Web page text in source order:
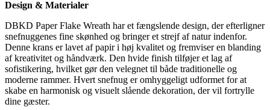
Design & Materialer
DBKD Paper Flake Wreath har et fængslende design, der efterligner
snefnuggenes fine skønhed og bringer et strejf af natur indenfor.
Denne krans er lavet af papir i høj kvalitet og fremviser en blanding
af kreativitet og håndværk. Den hvide finish tilføjer et lag af
sofistikering, hvilket gør den velegnet til både traditionelle og
moderne rammer. Hvert snefnug er omhyggeligt udformet for at
skabe en harmonisk og visuelt slående dekoration, der vil fortrylle
dine gæster.